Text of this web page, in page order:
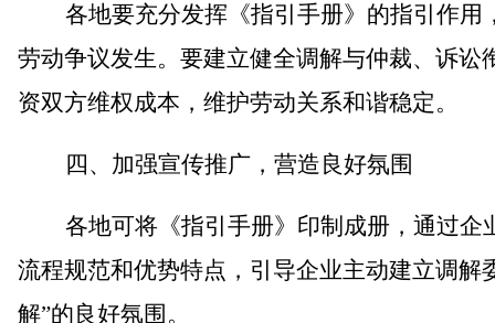
各地要充分发挥《指引手册》的指引作
劳动争议发生。要建立健全调解与仲裁、诉
资双方维权成本，维护劳动关系和谐稳定。
四、 加强宣传推广，营造良好氛围
各地可将《指引手册》印制成册，通过
流程规范和优势特点，引导企业主动建立调
解”的良好氛围。